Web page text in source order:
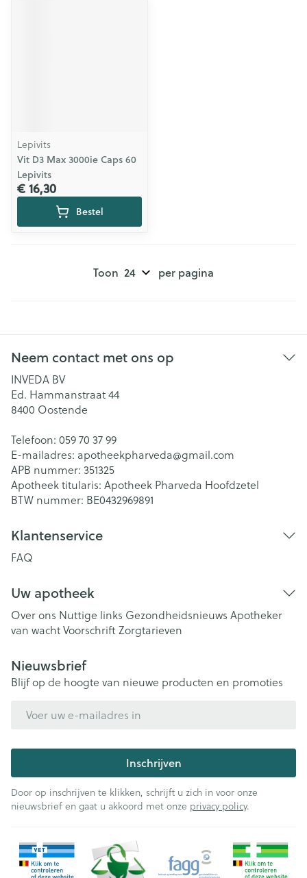
Lepivits
Vit D3 Max 3000ie Caps 60
Lepivits
€ 16,30
Bestel
Toon per pagina
Neem contact met ons op
INVEDA BV
Ed. Hammanstraat 44
8400 Oostende
Telefoon: 059 70 37 99
E-mailadres: apotheekpharveda@gmail.com
APB nummer: 351325
Apotheek titularis: Apotheek Pharveda Hoofdzetel
BTW nummer: BE0432969891
Klantenservice
FAQ
Uw apotheek
Over ons Nuttige links Gezondheidsnieuws Apotheker
van wachtVoorschriftZorgtarieven
Nieuwsbrief
Blijf op de hoogte van nieuwe producten en promoties
Inschrijven
Door op inschrijven te klikken, schrijft u zich in voor onze
nieuwsbrief en gaat u akkoord met onze privacy policy.